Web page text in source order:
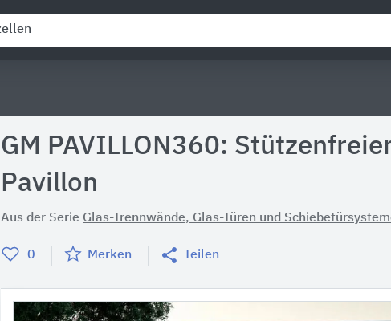
GM PAVILLON360:
Pavillon
Aus der Serie Glas-Trennwände, Glas-Türen und
0 Merken Teilen